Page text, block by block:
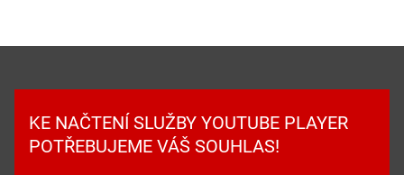
KE NAČTENÍ SLUŽBY YOUTUBE PLAYER
POTŘEBUJEME VÁŠ SOUHLAS!